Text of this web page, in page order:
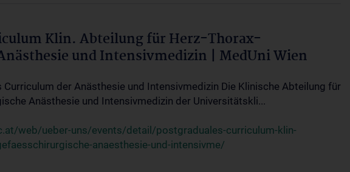
Klin. Abteilung für Herz-Thorax-
und Intensivmedizin | MedUni Wien
Curriculum der Anästhesie und Intensivmedizin Die Klinische Abteilung für
Anästhesie und Intensivmedizin der Universitätskli...
web/ueber-uns/events/detail/postgraduales-curriculum-klin-
anaesthesie-und-intensivme/